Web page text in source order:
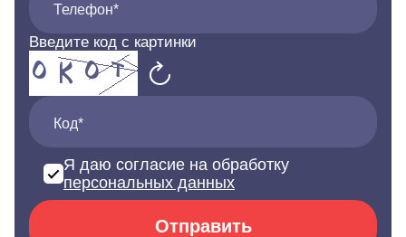
Телефон*
Введите код с картинки
Код*
Я даю согласие на обработку
персональных данных
Отправить